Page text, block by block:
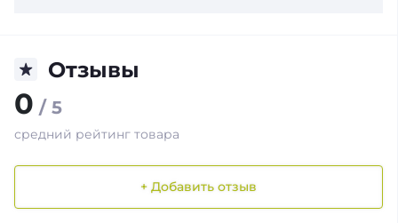
Отзывы
0 / 5
средний рейтинг товара
+ Добавить отзыв